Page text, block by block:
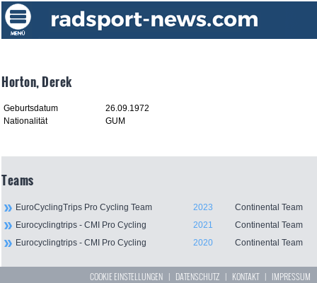
Horton, Derek
Geburtsdatum
26.09.1972
Nationalität
GUM
Teams
EuroCyclingTrips Pro Cycling Team 2023
Continental Team
Eurocyclingtrips - CMI Pro Cycling
2021
Continental Team
Eurocyclingtrips - CMI Pro Cycling
2020 Continental Team
COOKIE EINSTELLUNGEN | DATENSCHUTZ | KONTAKT| IMPRESSUM